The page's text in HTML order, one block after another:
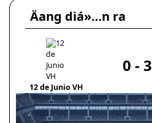
Äang diá»…n ra
12 de Junio VH
0 - 3